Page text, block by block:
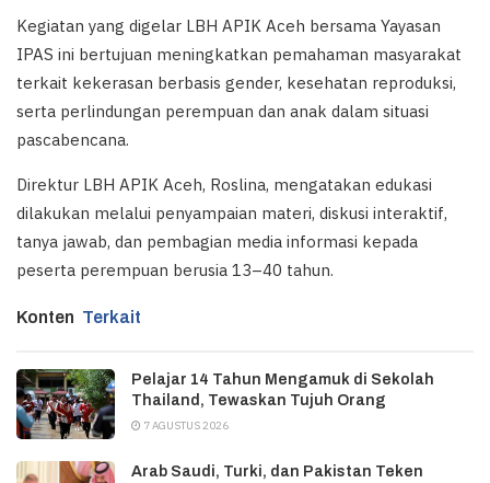
Kegiatan yang digelar LBH APIK Aceh bersama Yayasan
IPAS ini bertujuan meningkatkan pemahaman masyarakat
terkait kekerasan berbasis gender, kesehatan reproduksi,
serta perlindungan perempuan dan anak dalam situasi
pascabencana.
Direktur LBH APIK Aceh, Roslina, mengatakan edukasi
dilakukan melalui penyampaian materi, diskusi interaktif,
tanya jawab, dan pembagian media informasi kepada
peserta perempuan berusia 13–40 tahun.
Konten Terkait
Pelajar 14 Tahun Mengamuk di Sekolah
Thailand, Tewaskan Tujuh Orang
7 AGUSTUS 2026
Arab Saudi, Turki, dan Pakistan Teken